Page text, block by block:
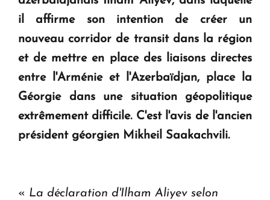
KASA : 30 ans d'audace, de résilience et d'avenir
Le premier hôtel Hyatt Regency d'Arménie
ouvrira ses portes à Dilijan
il affirme son intention de créer un
nouveau corridor de transit dans la région
et de mettre en place des liaisons directes
entre l'Arménie et l'Azerbaïdjan, place la
Géorgie dans une situation géopolitique
extrêmement difficile. C'est l'avis de l'ancien
président géorgien Mikheil Saakachvili.
« La déclaration d'Ilham Aliyev selon